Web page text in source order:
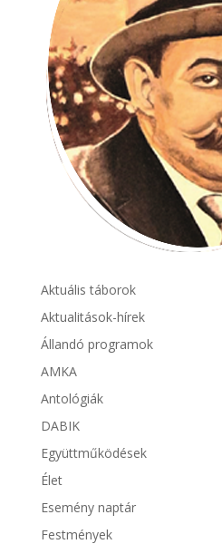
Aktuális táborok
Aktualitások-hírek
Állandó programok
AMKA
Antológiák
DABIK
Együttműködések
Élet
Esemény naptár
Festmények